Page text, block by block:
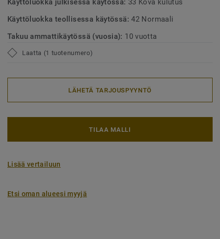
Käyttöluokka julkisessa käytössä: 33 Kova kulutus
Käyttöluokka teollisessa käytössä:42 Normaali
Takuu ammattikäytössä (vuosia): 10 vuotta
Laatta (1 tuotenumero)
LÄHETÄ TARJOUSPYYNTÖ
TILAA MALLI
Lisää vertailuun
Etsi oman alueesi myyjä